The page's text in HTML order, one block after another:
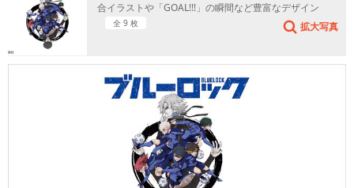
合イラストや「GOAL!!!」の瞬間など豊富なデザイン
全 9 枚 拡大写真